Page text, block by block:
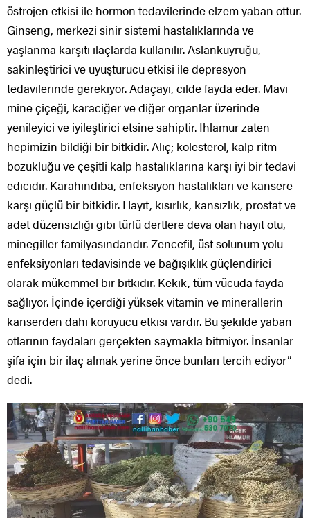
östrojen etkisi ile hormon tedavilerinde elzem yaban ottur.
Ginseng, merkezi sinir sistemi hastalıklarında ve
yaşlanma karşıtı ilaçlarda kullanılır. Aslankuyruğu,
sakinleştirici ve uyuşturucu etkisi ile depresyon
tedavilerinde gerekiyor. Adaçayı, cilde fayda eder. Mavi
mine çiçeği, karaciğer ve diğer organlar üzerinde
yenileyici ve iyileştirici etsine sahiptir. Ihlamur zaten
hepimizin bildiği bir bitkidir. Alıç; kolesterol, kalp ritm
bozukluğu ve çeşitli kalp hastalıklarına karşı iyi bir tedavi
edicidir. Karahindiba, enfeksiyon hastalıkları ve kansere
karşı güçlü bir bitkidir. Hayıt, kısırlık, kansızlık, prostat ve
adet düzensizliği gibi türlü dertlere deva olan hayıt otu,
minegiller familyasındandır. Zencefil, üst solunum yolu
enfeksiyonları tedavisinde ve bağışıklık güçlendirici
olarak mükemmel bir bitkidir. Kekik, tüm vücuda fayda
sağlıyor. İçinde içerdiği yüksek vitamin ve minerallerin
kanserden dahi koruyucu etkisi vardır. Bu şekilde yaban
otlarının faydaları gerçekten saymakla bitmiyor. İnsanlar
şifa için bir ilaç almak yerine önce bunları tercih ediyor”
dedi.